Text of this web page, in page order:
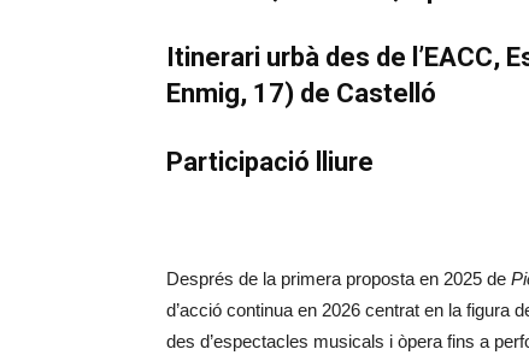
Itinerari urbà des de l’EACC,
Enmig, 17) de Castelló
Participació lliure
Després de la primera proposta en 2025 de
d’acció continua en 2026 centrat en la figura
des d’espectacles musicals i òpera fins a